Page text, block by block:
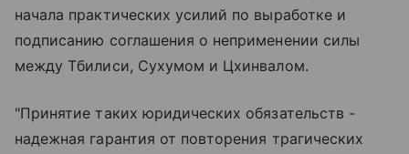
начала практических усилий по выработке и
подписанию соглашения о неприменении силы
между Тбилиси, Сухумом и Цхинвалом.
"Принятие таких юридических обязательств -
надежная гарантия от повторения трагических